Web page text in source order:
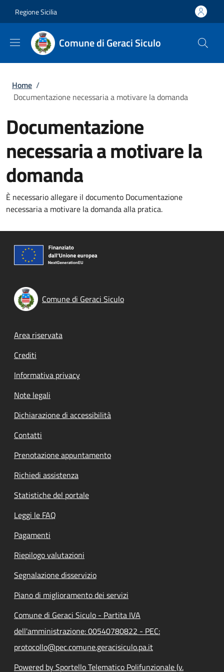
Regione Sicilia
Comune di Geraci Siculo
Briciole di pane
Home /
Documentazione necessaria a motivare la domanda
Documentazione
necessaria a motivare la
domanda
È necessario allegare il documento Documentazione
necessaria a motivare la domanda alla pratica.
Comune di Geraci Siculo
Footer menu
Area riservata
Crediti
Informativa privacy
Note legali
Dichiarazione di accessibilità
Contatti
Prenotazione appuntamento
Richiedi assistenza
Statistiche del portale
Leggi le FAQ
Pagamenti
Riepilogo valutazioni
Segnalazione disservizio
Piano di miglioramento dei servizi
Comune di Geraci Siculo - Partita IVA
dell'amministrazione: 00540780822 - PEC:
protocollo@pec.comune.geracisiculo.pa.it
Powered by Sportello Telematico Polifunzionale (v.